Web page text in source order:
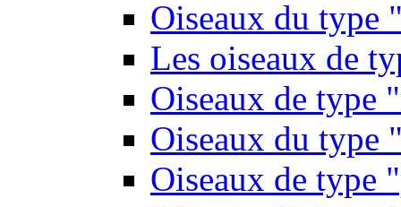
Oiseaux du type
Les oiseaux de
Oiseaux de type
Oiseaux du type
Oiseaux de type